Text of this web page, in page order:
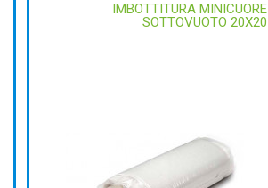
IMBOTTITURA MINICUORE
SOTTOVUOTO 20X20